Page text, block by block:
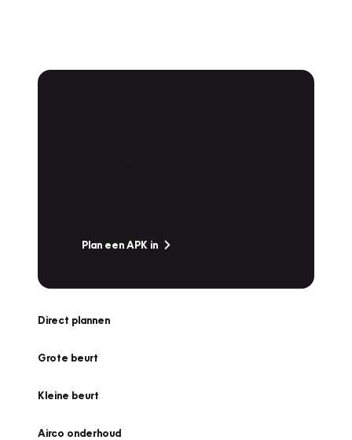
Plan een APK in
Direct plannen
Grote beurt
Kleine beurt
Airco onderhoud